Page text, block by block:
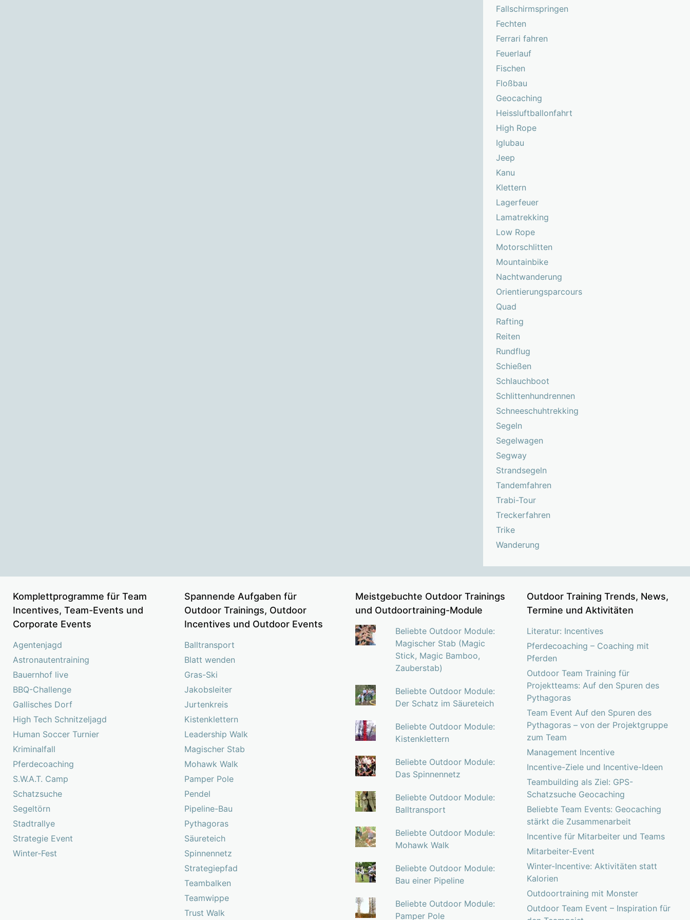
Fallschirmspringen
Fechten
Ferrari fahren
Feuerlauf
Fischen
Floßbau
Geocaching
Heissluftballonfahrt
High Rope
Iglubau
Jeep
Kanu
Klettern
Lagerfeuer
Lamatrekking
Low Rope
Motorschlitten
Mountainbike
Nachtwanderung
Orientierungsparcours
Quad
Rafting
Reiten
Rundflug
Schießen
Schlauchboot
Schlittenhundrennen
Schneeschuhtrekking
Segeln
Segelwagen
Segway
Strandsegeln
Tandemfahren
Trabi-Tour
Treckerfahren
Trike
Wanderung
Komplettprogramme für Team
Incentives, Team-Events und
Corporate Events
Agentenjagd
Astronautentraining
Bauernhof live
BBQ-Challenge
Gallisches Dorf
High Tech Schnitzeljagd
Human Soccer Turnier
Kriminalfall
Pferdecoaching
S.W.A.T. Camp
Schatzsuche
Segeltörn
Stadtrallye
Strategie Event
Winter-Fest
Spannende Aufgaben für
Outdoor Trainings, Outdoor
Incentives und Outdoor Events
Balltransport
Blatt wenden
Gras-Ski
Jakobsleiter
Jurtenkreis
Kistenklettern
Leadership Walk
Magischer Stab
Mohawk Walk
Pamper Pole
Pendel
Pipeline-Bau
Pythagoras
Säureteich
Spinnennetz
Strategiepfad
Teambalken
Teamwippe
Trust Walk
Meistgebuchte Outdoor Trainings
und Outdoortraining-Module
Beliebte Outdoor Module:
Magischer Stab (Magic
Stick, Magic Bamboo,
Zauberstab)
Beliebte Outdoor Module:
Der Schatz im Säureteich
Beliebte Outdoor Module:
Kistenklettern
Beliebte Outdoor Module:
Das Spinnennetz
Beliebte Outdoor Module:
Balltransport
Beliebte Outdoor Module:
Mohawk Walk
Beliebte Outdoor Module:
Bau einer Pipeline
Beliebte Outdoor Module:
Pamper Pole
Outdoor Training Trends, News,
Termine und Aktivitäten
Literatur: Incentives
Pferdecoaching – Coaching mit
Pferden
Outdoor Team Training für
Projektteams: Auf den Spuren des
Pythagoras
Team Event Auf den Spuren des
Pythagoras – von der Projektgruppe
zum Team
Management Incentive
Incentive-Ziele und Incentive-Ideen
Teambuilding als Ziel: GPS-
Schatzsuche Geocaching
Beliebte Team Events: Geocaching
stärkt die Zusammenarbeit
Incentive für Mitarbeiter und Teams
Mitarbeiter-Event
Winter-Incentive: Aktivitäten statt
Kalorien
Outdoortraining mit Monster
Outdoor Team Event – Inspiration für